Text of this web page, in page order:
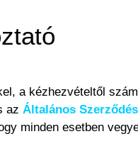
a kézhezvételtől
az Általános
minden esetben